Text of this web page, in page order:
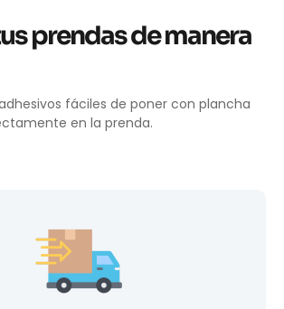
prendas de manera
fáciles de poner con plancha
en la prenda.